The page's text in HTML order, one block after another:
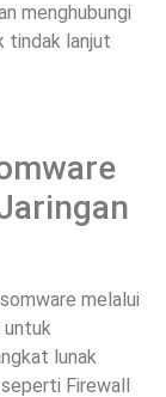
menghubungi
tindak lanjut
melalui
untuk
lunak
Firewall